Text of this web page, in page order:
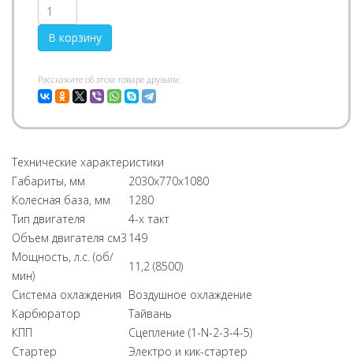
Pасскажите об этом товаре друзьям:
Технические характеристики
Габариты, мм
2030х770х1080
Колесная база, мм
1280
Тип двигателя
4-х такт
Объем двигателя см3 149
Мощность, л.с. (об/
мин)
11,2 (8500)
Система охлаждения Воздушное охлаждение
Карбюратор
Тайвань
КПП
Сцепление (1-N-2-3-4-5)
Стартер
Электро и кик-стартер